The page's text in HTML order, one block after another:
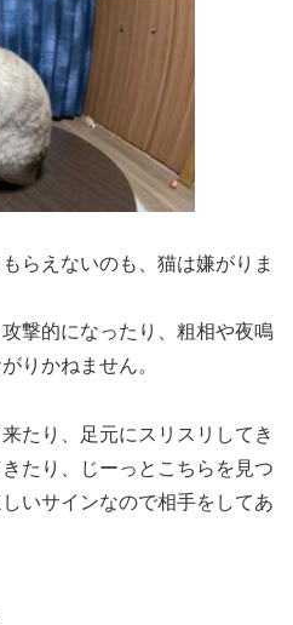
らえないのも、猫は嫌がりま
撃的になったり、粗相や夜鳴
りかねません。
たり、足元にスリスリしてき
たり、じーっとこちらを見つ
いサインなので相手をしてあ